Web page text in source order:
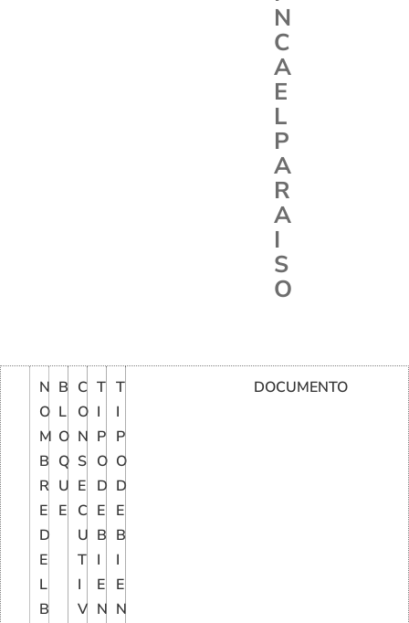
N
C
A
E
L
P
A
R
A
I
S
O
N
O
M
B
R
E
D
E
L
B
B
L
O
Q
U
E
C
O
N
S
E
C
U
T
I
V
T
I
P
O
D
E
B
I
E
N
T
I
P
O
D
E
B
I
E
N
DOCUMENTO